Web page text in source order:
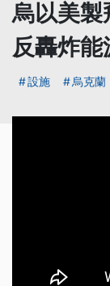
烏以美製
反轟炸
設施 烏克蘭